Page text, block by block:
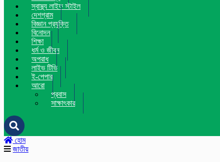
স্বাস্থ্য লাইফ স্টাইল
দেশগ্রাম
বিজ্ঞান প্রযুক্তি
বিনোদন
শিক্ষা
ধর্ম ও জীবন
অপরাধ
লাইভ টিভি
ই-পেপার
আরো
প্রবাস
সাক্ষাৎকার
হোম
জাতীয়